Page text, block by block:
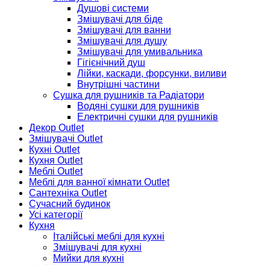
Душові системи
Змішувачі для біде
Змішувачі для ванни
Змішувачі для душу
Змішувачі для умивальника
Гігієнічний душ
Лійки, каскади, форсунки, виливи
Внутрішні частини
Сушка для рушників та Радіатори
Водяні сушки для рушників
Електричні сушки для рушників
Декор Outlet
Змішувачі Outlet
Кухні Outlet
Кухня Outlet
Меблі Outlet
Меблі для ванної кімнати Outlet
Сантехніка Outlet
Сучасний будинок
Усі категорії
Кухня
Італійські меблі для кухні
Змішувачі для кухні
Мийки для кухні